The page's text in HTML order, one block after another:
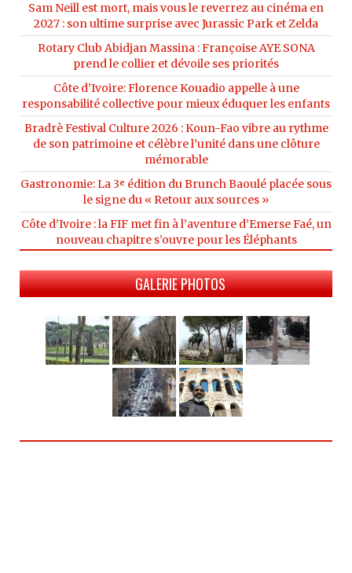
Sam Neill est mort, mais vous le reverrez au cinéma en
2027 : son ultime surprise avec Jurassic Park et Zelda
Rotary Club Abidjan Massina : Françoise AYE SONA
prend le collier et dévoile ses priorités
Côte d’Ivoire: Florence Kouadio appelle à une
responsabilité collective pour mieux éduquer les enfants
Bradrè Festival Culture 2026 : Koun-Fao vibre au rythme
de son patrimoine et célèbre l’unité dans une clôture
mémorable
Gastronomie: La 3ᵉ édition du Brunch Baoulé placée sous
le signe du « Retour aux sources »
Côte d’Ivoire : la FIF met fin à l’aventure d’Emerse Faé, un
nouveau chapitre s’ouvre pour les Éléphants
GALERIE PHOTOS